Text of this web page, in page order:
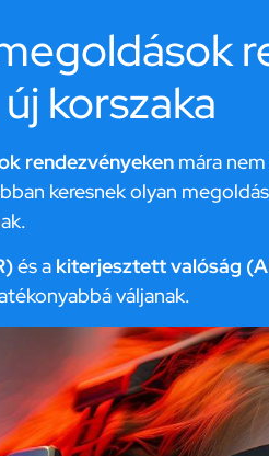
korszaka
rendezvényeken mára
keresnek olyan
és a kiterjesztett valóság
váljanak.